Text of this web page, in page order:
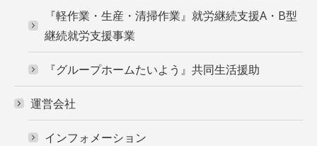
『軽作業・生産・清掃作業』就労継続支援A・B型
継続就労支援事業
『グループホームたいよう』共同生活援助
運営会社
インフォメーション